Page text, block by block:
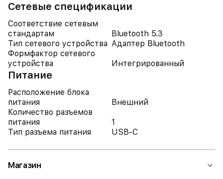
Cетевые спецификации
Соответствие сетевым
стандартам
Bluetooth 5.3
Тип сетевого устройства Адаптер Bluetooth
Формфактор сетевого
устройства
Интегрированный
Питание
Расположение блока
питания
Внешний
Количество разъемов
питания
1
Тип разъема питания
USB-C
Магазин